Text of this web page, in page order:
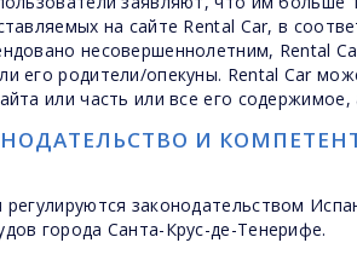
на сайте Rental Car, в
несовершеннолетним, Rental
его родители/опекуны. Rental Car
или часть или все его
И
регулируются законодательством
города Санта-Крус-де-Тенерифе.